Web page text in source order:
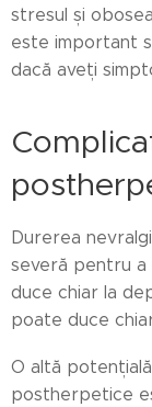
stresul și
este important
dacă aveți
Durerea
severă pentru
duce chiar la
poate duce
O altă
postherpetice